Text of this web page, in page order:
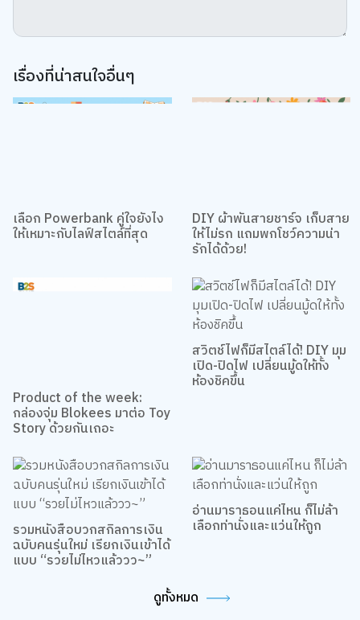
เรื่องที่น่าสนใจอื่นๆ
เลือก Powerbank คู่ใจยังไง DIY ผ้าพันสายชาร์จ เก็บสาย
รักได้ด้วย!
Product of the week:
กล่องจุ่ม Blokees มาต่อ Toy
Story ด้วยกันเถอะ
สวิตช์ไฟก็มีสไตล์ได้! DIY มุม
เปิด-ปิดไฟ เปลี่ยนมู้ดให้ทั้ง
ห้องชิคขึ้น
รวมหนังสือบวกสกิลการเงิน
ฉบับคนรุ่นใหม่ เรียกเงินเข้าได้
แบบ “รวยไม่ไหวแล้ววว~”
อ่านมาราธอนแค่ไหน ก็ไม่ล้า
เลือกท่านั่งและแว่นให้ถูก
ดูทั้งหมด